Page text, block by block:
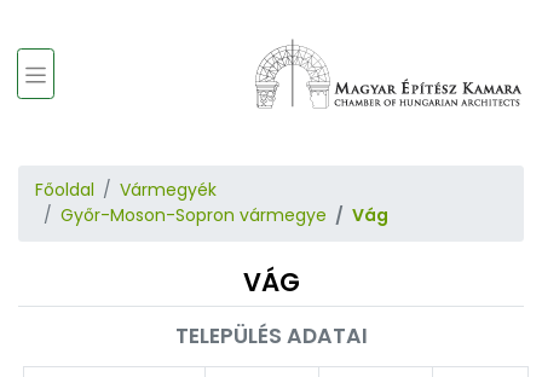
Főoldal
Vármegyék
Győr-Moson-Sopron vármegye
Vág
VÁG
TELEPÜLÉS ADATAI